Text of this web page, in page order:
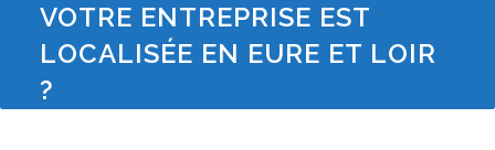
VOTRE ENTREPRISE EST
LOCALISÉE EN EURE ET LOIR
?